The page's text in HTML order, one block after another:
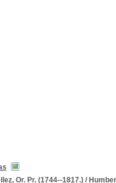
Or. Pr. (1744--1817.)/